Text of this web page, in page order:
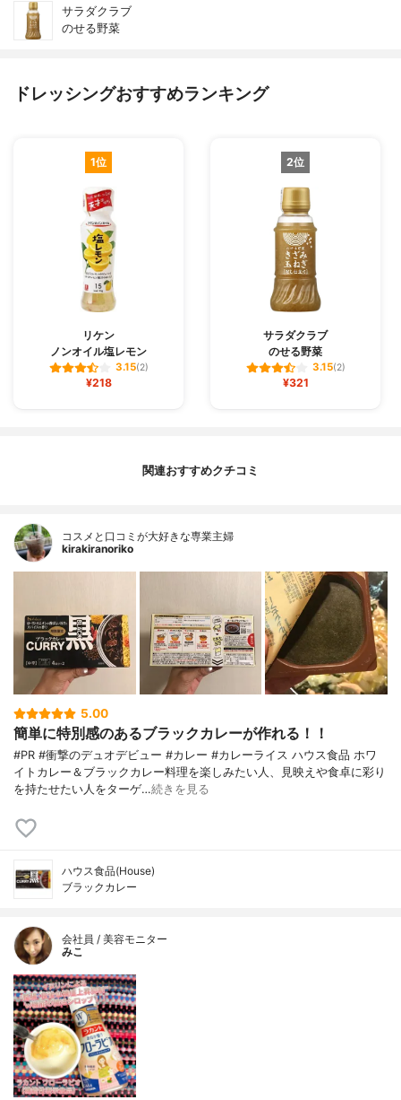
サラダクラブ
のせる野菜
ドレッシングおすすめランキング
1位
リケン
ノンオイル塩レモン
3.15(2)
¥218
2位
サラダクラブ
のせる野菜
3.15(2)
¥321
関連おすすめクチコミ
コスメと口コミが大好きな専業主婦
kirakiranoriko
5.00
簡単に特別感のあるブラックカレーが作れる！！
#PR #衝撃のデュオデビュー #カレー #カレーライス ハウス食品 ホワ
イトカレー＆ブラックカレー料理を楽しみたい人、見映えや食卓に彩り
を持たせたい人をターゲ…続きを見る
ハウス食品(House)
ブラックカレー
会社員 / 美容モニター
みこ